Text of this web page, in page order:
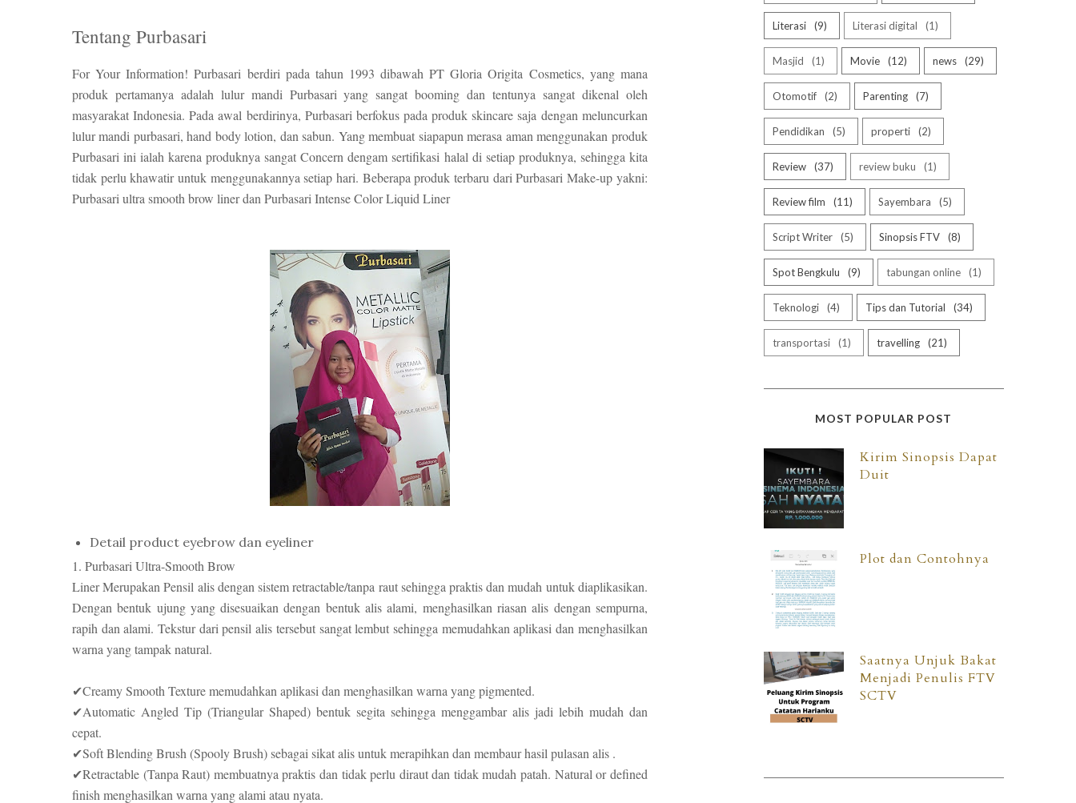
Tentang Purbasari
For Your Information! Purbasari berdiri pada tahun 1993 dibawah PT Gloria Origita Cosmetics, yang mana
produk pertamanya adalah lulur mandi Purbasari yang sangat booming dan tentunya sangat dikenal oleh
masyarakat Indonesia. Pada awal berdirinya, Purbasari berfokus pada produk skincare saja dengan meluncurkan
lulur mandi purbasari, hand body lotion, dan sabun. Yang membuat siapapun merasa aman menggunakan produk
Purbasari ini ialah karena produknya sangat Concern dengam sertifikasi halal di setiap produknya, sehingga kita
tidak perlu khawatir untuk menggunakannya setiap hari. Beberapa produk terbaru dari Purbasari Make-up yakni:
Purbasari ultra smooth brow liner dan Purbasari Intense Color Liquid Liner
Detail product eyebrow dan eyeliner
1. Purbasari Ultra-Smooth Brow
Liner Merupakan Pensil alis dengan sistem retractable/tanpa raut sehingga praktis dan mudah untuk diaplikasikan.
Dengan bentuk ujung yang disesuaikan dengan bentuk alis alami, menghasilkan riasan alis dengan sempurna,
rapih dan alami. Tekstur dari pensil alis tersebut sangat lembut sehingga memudahkan aplikasi dan menghasilkan
warna yang tampak natural.
✔Creamy Smooth Texture memudahkan aplikasi dan menghasilkan warna yang pigmented.
✔Automatic Angled Tip (Triangular Shaped) bentuk segita sehingga menggambar alis jadi lebih mudah dan
cepat.
✔Soft Blending Brush (Spooly Brush) sebagai sikat alis untuk merapihkan dan membaur hasil pulasan alis .
✔Retractable (Tanpa Raut) membuatnya praktis dan tidak perlu diraut dan tidak mudah patah. Natural or defined
finish menghasilkan warna yang alami atau nyata.
Literasi 9 Literasi digital 1
Masjid 1 Movie 12 news 29
Otomotif 2 Parenting 7
Pendidikan 5 properti 2
Review 37 review buku 1
Review film 11 Sayembara 5
Script Writer 5 Sinopsis FTV 8
Spot Bengkulu 9 tabungan online 1
Teknologi 4 Tips dan Tutorial 34
transportasi 1 travelling 21
MOST POPULAR POST
Kirim Sinopsis Dapat
Duit
Plot dan Contohnya
Saatnya Unjuk Bakat
Menjadi Penulis FTV
SCTV